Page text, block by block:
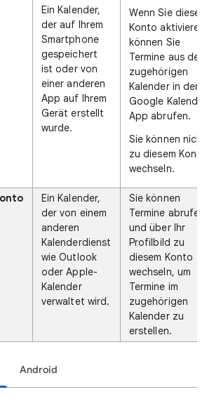
Ein Kalender,
der auf Ihrem
Smartphone
gespeichert
ist oder von
einer anderen
App auf Ihrem
Gerät erstellt
wurde.
Wenn Sie dieses
Konto aktivieren,
können Sie
Termine aus dem
zugehörigen
Kalender in der
Google Kalender
App abrufen.
Sie können nicht
zu diesem Konto
wechseln.
Ein Kalender,
der von einem
anderen
Kalenderdienst
wie Outlook
oder Apple-
Kalender
verwaltet wird.
Sie können
Termine abrufen
und über Ihr
Profilbild zu
diesem Konto
wechseln, um
Termine im
zugehörigen
Kalender zu
erstellen.
Android